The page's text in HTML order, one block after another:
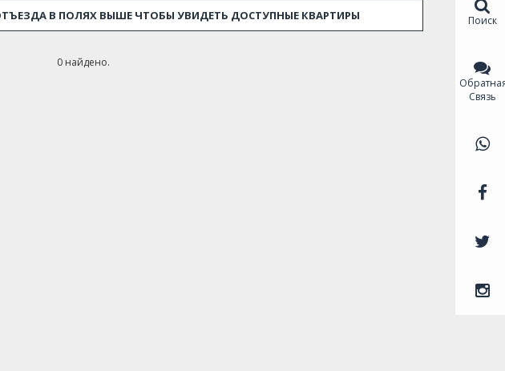
или приехать на короткий период в отпуск.
видов жилья в Sant Martí, ​​от роскошных пентхаусов и домов
квартир, от дорогой и частной недвижимости до дешевых комнат
В ПОЛЯХ ВЫШЕ ЧТОБЫ УВИДЕТЬ ДОСТУПНЫЕ КВАРТИРЫ
0 найдено.
Поиск
Связь